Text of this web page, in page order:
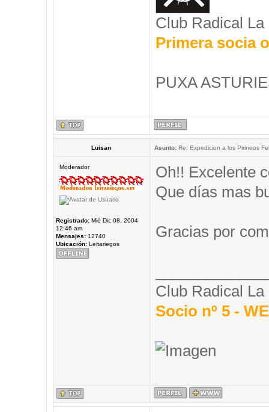
Club Radical La
Primera socia
PUXA
Luisan Asunto:Re: Expedicion a los Pirineos
Moderador
Registrado:Mié Dic 08, 2004
12:46 am
Mensajes:12740
Ubicación:Leitariegos
Oh!! Excelente
Que días mas
Gracias por
Club Radical La
Socio nº 5 -